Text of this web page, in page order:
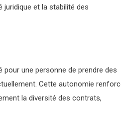
juridique et la stabilité des
pour une personne de prendre des
Cette autonomie
la diversité des contrats,